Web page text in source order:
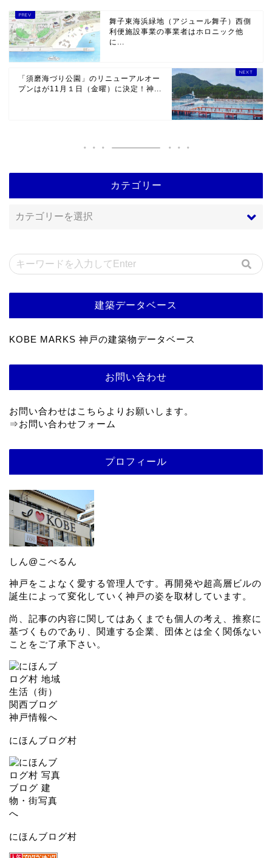
舞子東海浜緑地（アジュール舞子）西側
利便施設事業の事業者はホロニック他
に...
「須磨海づり公園」のリニューアルオー
プンはが11月１日（金曜）に決定！神...
カテゴリー
建築データベース
KOBE MARKS 神戸の建築物データベース
お問い合わせ
お問い合わせはこちらよりお願いします。
⇒お問い合わせフォーム
プロフィール
しん@こべるん
神戸をこよなく愛する管理人です。再開発や超高層ビルの
誕生によって変化していく神戸の姿を取材しています。
尚、記事の内容に関してはあくまでも個人の考え、推察に
基づくものであり、関連する企業、団体とは全く関係ない
ことをご了承下さい。
にほんブログ村
にほんブログ村